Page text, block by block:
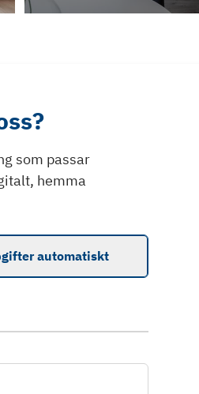
som passar
hemma
automatiskt